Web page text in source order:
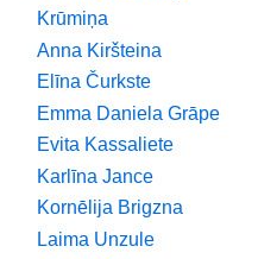
Krūmiņa
Anna Kiršteina
Elīna Čurkste
Emma Daniela Grāpe
Evita Kassaliete
Karlīna Jance
Kornēlija Brigzna
Laima Unzule